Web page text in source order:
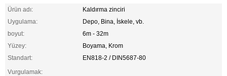
Ürün adı:
Kaldırma zinciri
Uygulama:
Depo, Bina, İskele, vb.
boyut:
6m - 32m
Yüzey:
Boyama, Krom
Standart:
EN818-2 / DIN5687-80
Vurgulamak: